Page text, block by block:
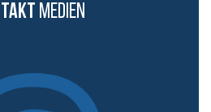
MEDIEN